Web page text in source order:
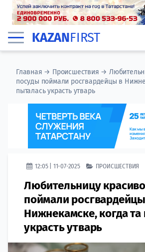
KAZANFIRST
Главная → Происшествия →
посуды поймали росгвардейцы в
пыталась украсть утварь
12:05 | 11-07-2025 ПРОИСШЕСТВИЯ
Любительницу
поймали
Нижнекамске, когда та
украсть утварь